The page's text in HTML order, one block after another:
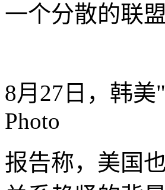
一个分散的联
8月27日，韩
Photo
报告称，美国